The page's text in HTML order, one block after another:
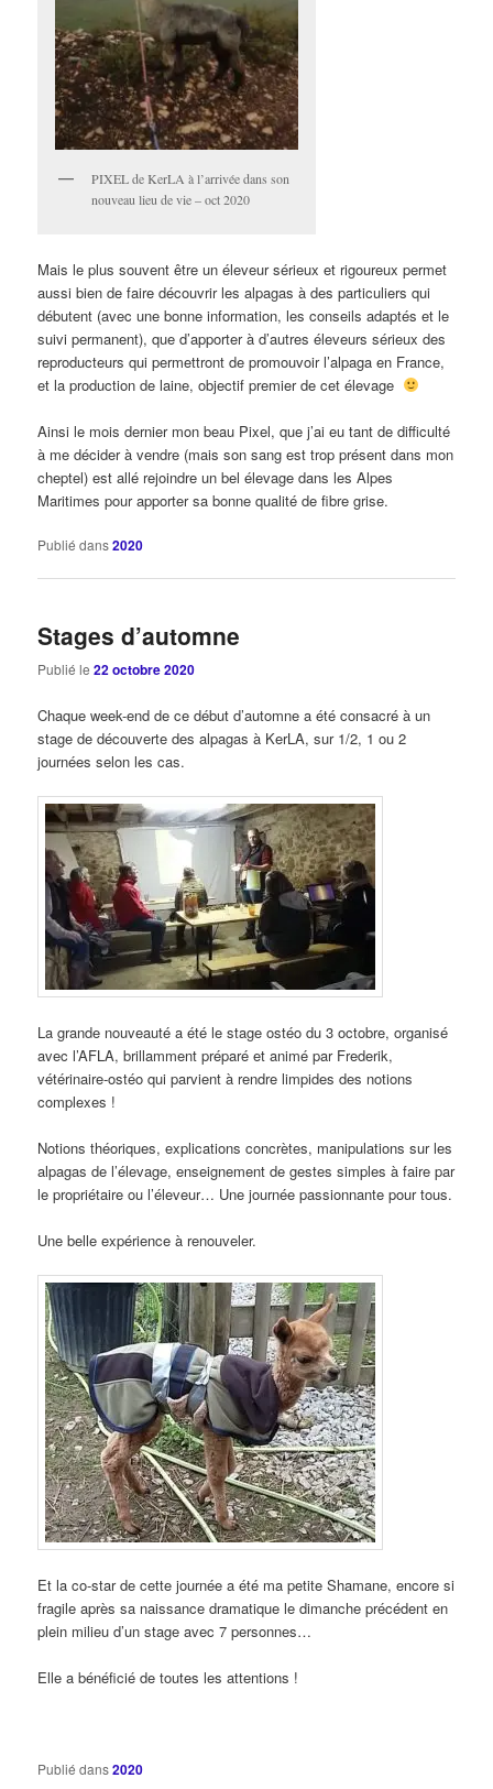
PIXEL de KerLA à l’arrivée dans son
nouveau lieu de vie – oct 2020
Mais le plus souvent être un éleveur sérieux et rigoureux permet
aussi bien de faire découvrir les alpagas à des particuliers qui
débutent (avec une bonne information, les conseils adaptés et le
suivi permanent), que d’apporter à d’autres éleveurs sérieux des
reproducteurs qui permettront de promouvoir l’alpaga en France,
et la production de laine, objectif premier de cet élevage
Ainsi le mois dernier mon beau Pixel, que j’ai eu tant de difficulté
à me décider à vendre (mais son sang est trop présent dans mon
cheptel) est allé rejoindre un bel élevage dans les Alpes
Maritimes pour apporter sa bonne qualité de fibre grise.
Publié dans2020
Stages d’automne
Publié le22 octobre 2020
Chaque week-end de ce début d’automne a été consacré à un
stage de découverte des alpagas à KerLA, sur 1/2, 1 ou 2
journées selon les cas.
La grande nouveauté a été le stage ostéo du 3 octobre, organisé
avec l’AFLA, brillamment préparé et animé par Frederik,
vétérinaire-ostéo qui parvient à rendre limpides des notions
complexes !
Notions théoriques, explications concrètes, manipulations sur les
alpagas de l’élevage, enseignement de gestes simples à faire par
le propriétaire ou l’éleveur… Une journée passionnante pour tous.
Une belle expérience à renouveler.
Et la co-star de cette journée a été ma petite Shamane, encore si
fragile après sa naissance dramatique le dimanche précédent en
plein milieu d’un stage avec 7 personnes…
Elle a bénéficié de toutes les attentions !
Publié dans2020